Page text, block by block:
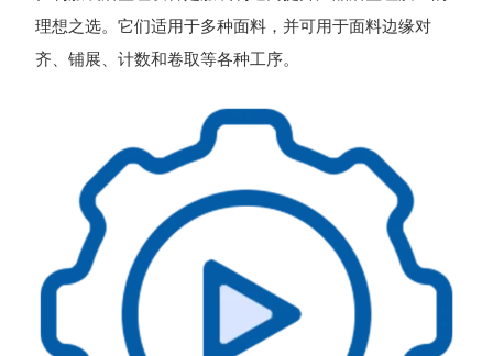
理想之选。它们适用于多种面料，并可用于面料边缘对
齐、铺展、计数和卷取等各种工序。